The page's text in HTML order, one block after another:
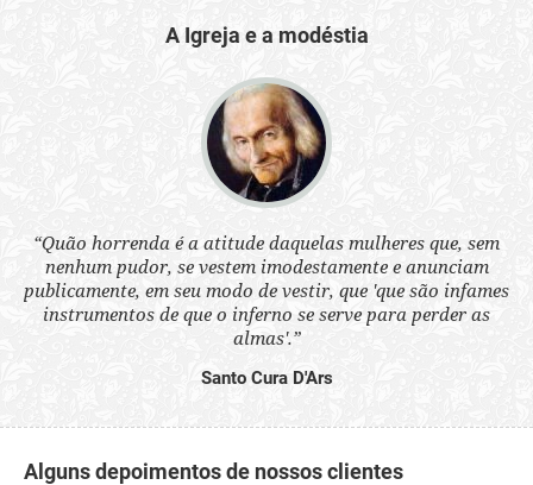
A Igreja e a modéstia
“Quão horrenda é a atitude daquelas mulheres que, sem
nenhum pudor, se vestem imodestamente e anunciam
publicamente, em seu modo de vestir, que 'que são infames
instrumentos de que o inferno se serve para perder as
almas'.”
Santo Cura D'Ars
Alguns depoimentos de nossos clientes